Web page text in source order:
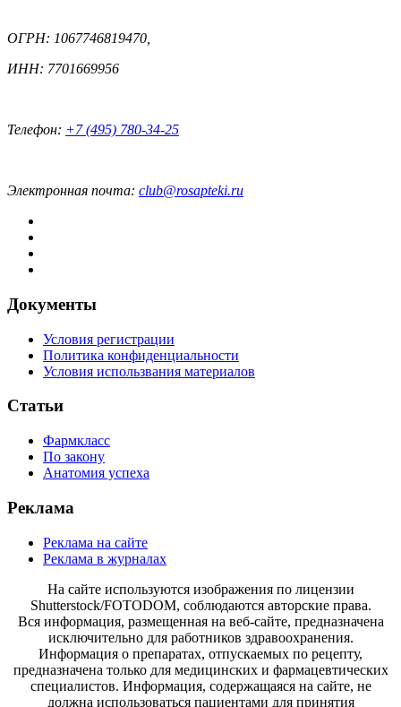
ОГРН: 1067746819470,
ИНН: 7701669956
Телефон: +7 (495) 780-34-25
Электронная почта: club@rosapteki.ru
Документы
Условия регистрации
Политика конфиденциальности
Условия использвания материалов
Статьи
Фармкласс
По закону
Анатомия успеха
Реклама
Реклама на сайте
Реклама в журналах
На сайте используются изображения по лицензии
Shutterstock/FOTODOM, соблюдаются авторские права.
Вся информация, размещенная на веб-сайте, предназначена
исключительно для работников здравоохранения.
Информация о препаратах, отпускаемых по рецепту,
предназначена только для медицинских и фармацевтических
специалистов. Информация, содержащаяся на сайте, не
должна использоваться пациентами для принятия